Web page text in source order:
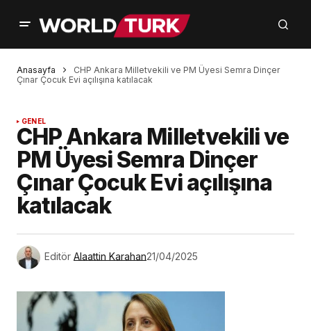
Anasayfa
CHP Ankara Milletvekili ve PM Üyesi Semra Dinçer
Çınar Çocuk Evi açılışına katılacak
GENEL
CHP Ankara Milletvekili ve
PM Üyesi Semra Dinçer
Çınar Çocuk Evi açılışına
katılacak
Editör Alaattin Karahan21/04/2025